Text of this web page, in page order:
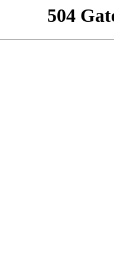
504